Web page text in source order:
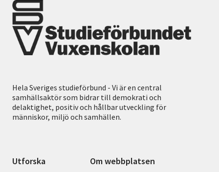
Hela Sveriges studieförbund - Vi är en central
samhällsaktör som bidrar till demokrati och
delaktighet, positiv och hållbar utveckling för
människor, miljö och samhällen.
Utforska Om webbplatsen